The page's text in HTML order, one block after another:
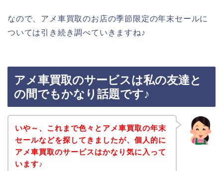
なので、アメ車買取のお店の季節限定の年末セールに
ついては引き続き調べていきますね♪
アメ車買取のサービスは私の友達と
の間でもかなり話題です♪
いや～、これまで色々とアメ車買取の年末
セールなどを探してきましたが、個人的に
アメ車買取のサービスはかなり気に入って
います♪